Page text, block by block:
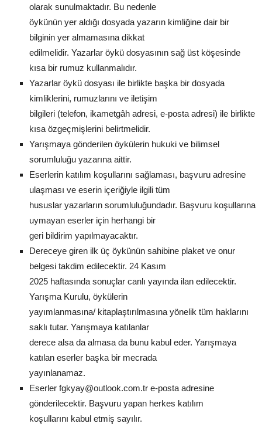
olarak sunulmaktadır. Bu nedenle
öykünün yer aldığı dosyada yazarın kimliğine dair bir
bilginin yer almamasına dikkat
edilmelidir. Yazarlar öykü dosyasının sağ üst köşesinde
kısa bir rumuz kullanmalıdır.
Yazarlar öykü dosyası ile birlikte başka bir dosyada
kimliklerini, rumuzlarını ve iletişim
bilgileri (telefon, ikametgâh adresi, e-posta adresi) ile birlikte
kısa özgeçmişlerini belirtmelidir.
Yarışmaya gönderilen öykülerin hukuki ve bilimsel
sorumluluğu yazarına aittir.
Eserlerin katılım koşullarını sağlaması, başvuru adresine
ulaşması ve eserin içeriğiyle ilgili tüm
hususlar yazarların sorumluluğundadır. Başvuru koşullarına
uymayan eserler için herhangi bir
geri bildirim yapılmayacaktır.
Dereceye giren ilk üç öykünün sahibine plaket ve onur
belgesi takdim edilecektir. 24 Kasım
2025 haftasında sonuçlar canlı yayında ilan edilecektir.
Yarışma Kurulu, öykülerin
yayımlanmasına/ kitaplaştırılmasına yönelik tüm haklarını
saklı tutar. Yarışmaya katılanlar
derece alsa da almasa da bunu kabul eder. Yarışmaya
katılan eserler başka bir mecrada
yayınlanamaz.
Eserler fgkyay@outlook.com.tr e-posta adresine
gönderilecektir. Başvuru yapan herkes katılım
koşullarını kabul etmiş sayılır.